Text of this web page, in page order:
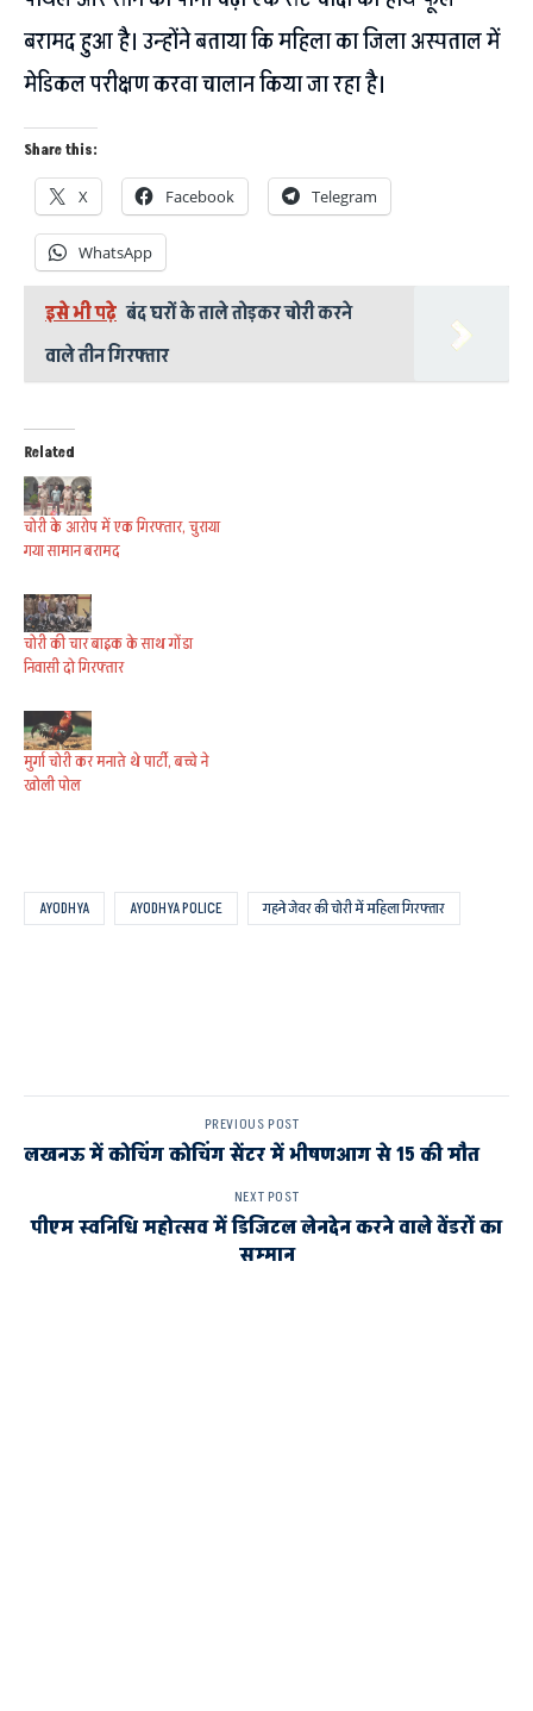
बरामद हुआ है। उन्होंने बताया कि महिला का जिला अस्पताल में
मेडिकल परीक्षण करवा चालान किया जा रहा है।
Share this:
X Facebook Telegram
WhatsApp
इसे भी पढ़े बंद घरों के ताले तोड़कर चोरी करने
वाले तीन गिरफ्तार
Related
चोरी के आरोप में एक गिरफ्तार, चुराया
गया सामान बरामद
चोरी की चार बाइक के साथ गोंडा
निवासी दो गिरफ्तार
मुर्गा चोरी कर मनाते थे पार्टी, बच्चे ने
खोली पोल
AYODHYA AYODHYA POLICE गहने जेवर की चोरी में महिला गिरफ्तार
PREVIOUS POST
लखनऊ में कोचिंग कोचिंग सेंटर में भीषणआग से 15 की मौत
NEXT POST
पीएम स्वनिधि महोत्सव में डिजिटल लेनदेन करने वाले वेंडरों का
सम्मान